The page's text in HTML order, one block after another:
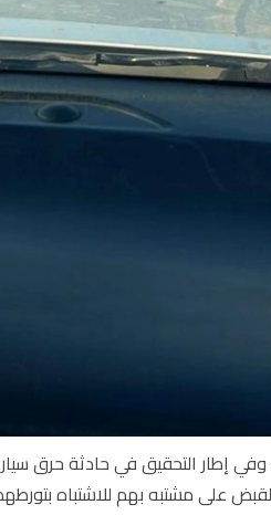
إطار التحقيق في حادثة حرق
على مشتبه بهم للاشتباه